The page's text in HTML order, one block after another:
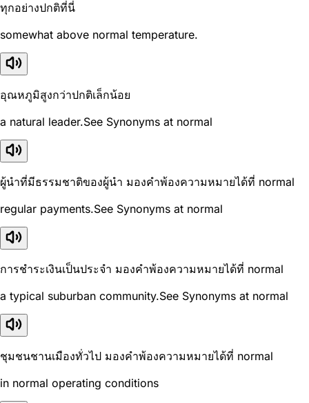
ทุกอย่างปกติที่นี่
somewhat above normal temperature.
อุณหภูมิสูงกว่าปกติเล็กน้อย
a natural leader.See Synonyms at normal
ผู้นำที่มีธรรมชาติของผู้นำ มองคำพ้องความหมายได้ที่ normal
regular payments.See Synonyms at normal
การชำระเงินเป็นประจำ มองคำพ้องความหมายได้ที่ normal
a typical suburban community.See Synonyms at normal
ชุมชนชานเมืองทั่วไป มองคำพ้องความหมายได้ที่ normal
in normal operating conditions